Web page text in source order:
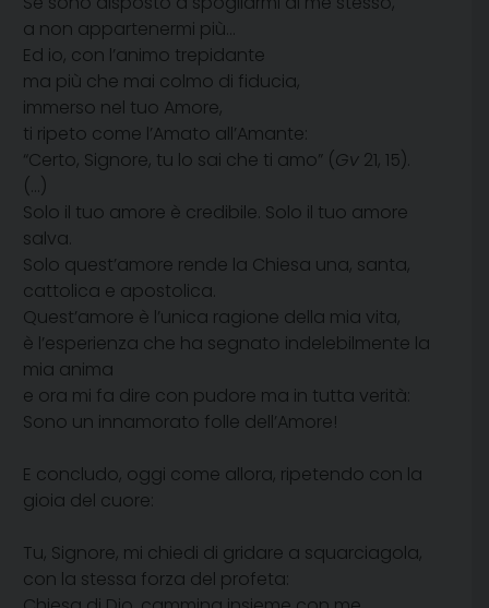
a non appartenermi più…
Ed io, con l’animo trepidante
ma più che mai colmo di fiducia,
immerso nel tuo Amore,
ti ripeto come l’Amato all’Amante:
“Certo, Signore, tu lo sai che ti amo” (Gv 21, 15).
(…)
Solo il tuo amore è credibile. Solo il tuo amore
salva.
Solo quest’amore rende la Chiesa una, santa,
cattolica e apostolica.
Quest’amore è l’unica ragione della mia vita,
è l’esperienza che ha segnato indelebilmente la
mia anima
e ora mi fa dire con pudore ma in tutta verità:
Sono un innamorato folle dell’Amore!
E concludo, oggi come allora, ripetendo con la
gioia del cuore:
Tu, Signore, mi chiedi di gridare a squarciagola,
con la stessa forza del profeta: